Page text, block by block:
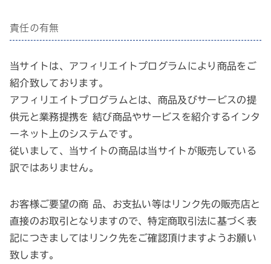
責任の有無
当サイトは、アフィリエイトプログラムにより商品をご
紹介致しております。
アフィリエイトプログラムとは、商品及びサービスの提
供元と業務提携を 結び商品やサービスを紹介するインタ
ーネット上のシステムです。
従いまして、当サイトの商品は当サイトが販売している
訳ではありません。
お客様ご要望の商 品、お支払い等はリンク先の販売店と
直接のお取引となりますので、特定商取引法に基づく表
記につきましてはリンク先をご確認頂けますようお願い
致します。